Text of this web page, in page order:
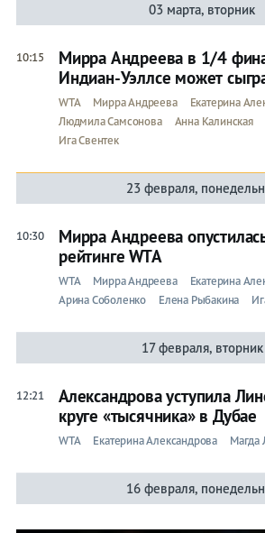
03 марта, вторник
10:15
Мирра Андреева в 1/4
Индиан-Уэллсе может
WTA Мирра Андреева
Екатерина
Людмила Самсонова
Анна Калинская
Ига Свентек
23 февраля,
10:30
Мирра Андреева
рейтинге WTA
WTA Мирра Андреева
Екатерина
Арина Соболенко
Елена Рыбакина
17 февраля, вторник
12:21
Александрова уступила
круге «тысячника» в Дубае
WTA Екатерина Александрова Магда
16 февраля,